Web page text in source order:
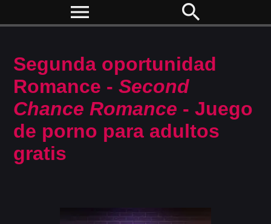
menu search
Segunda oportunidad
Romance -Second
Chance Romance - Juego
de porno para adultos
gratis